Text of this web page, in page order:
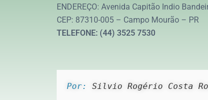
ENDEREÇO: Avenida Capitão Indio
CEP: 87310-005 – Campo Mourão – PR
TELEFONE: (44) 3525 7530
Por: Silvio Rogério Costa